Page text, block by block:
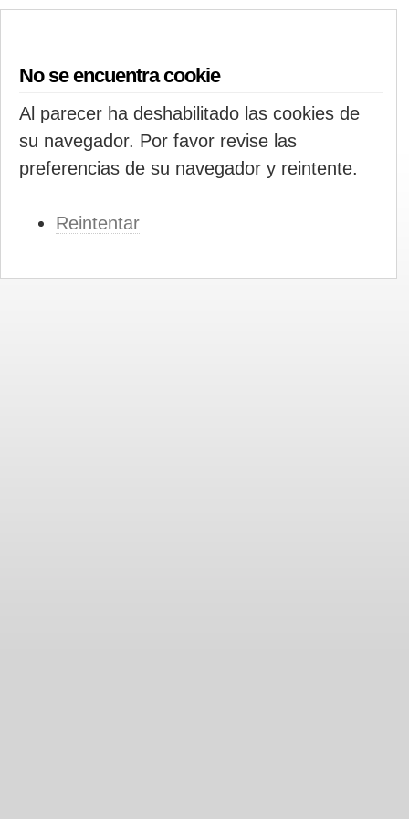
No se encuentra cookie
Al parecer ha deshabilitado las cookies de
su navegador. Por favor revise las
preferencias de su navegador y reintente.
Reintentar